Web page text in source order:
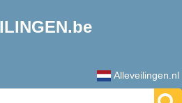
Alleveilingen.nl